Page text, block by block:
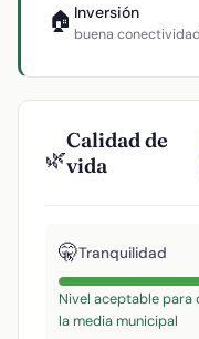
🏠 Inversión
buena conectividad
🌿
Calidad de
vida
🤫Tranquilidad
Nivel aceptable
la media municipal